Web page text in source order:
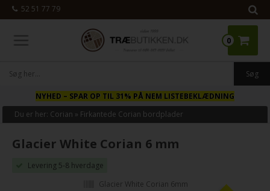
52 51 77 79
0
NYHED – SPAR OP TIL 31% PÅ NEM LISTEBEKLÆDNING
Du er her: Corian » Firkantede Corian bordplader
Glacier White Corian 6 mm
Levering 5-8 hverdage
Glacier White Corian 6mm